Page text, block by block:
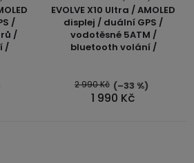
/
/
/
EVOLVE X10 Ultra / AMOLED
displej / duální GPS /
vodotěsné 5ATM /
bluetooth volání /
1 990 Kč
2 990 Kč (–33 %)